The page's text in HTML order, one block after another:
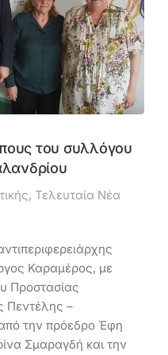
του συλλόγου
, Τελευταία Νέα
Καραμέρος, με
Προστασίας
Πεντέλης –
την πρόεδρο Έφη
Σμαραγδή και την